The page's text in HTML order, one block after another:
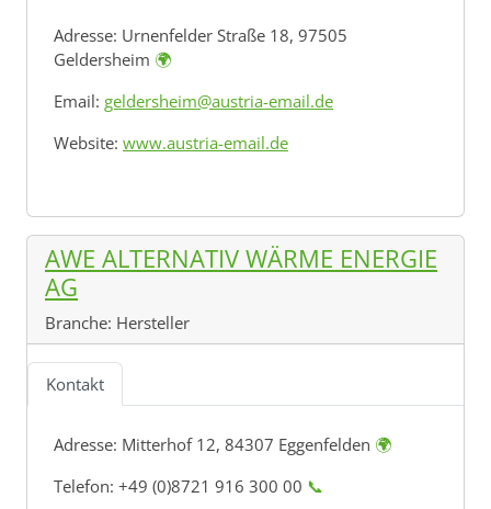
Adresse: Urnenfelder Straße 18, 97505
Geldersheim 🌍
Email: geldersheim@austria-email.de
Website: www.austria-email.de
AWE ALTERNATIV WÄRME ENERGIE
AG
Branche: Hersteller
Kontakt
Adresse: Mitterhof 12, 84307 Eggenfelden 🌍
Telefon: +49 (0)8721 916 300 00 📞